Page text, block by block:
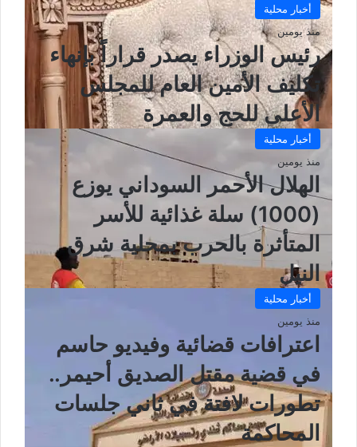
أخبار محلية
منذ يومين
رئيس الوزراء يصدر قراراً بإنهاء
تكليف الأمين العام للمجلس
الأعلى للحج والعمرة
أخبار محلية
منذ يومين
الهلال الأحمر السوداني يوزع
(1000) سلة غذائية للأسر
المتأثرة بالحرب بمحلية شرق
النيل
أخبار محلية
منذ يومين
اعترافات قضائية وفيديو حاسم
في قضية مقتل الصديق أحيمر..
تطورات لافتة في ثاني جلسات
المحاكمة